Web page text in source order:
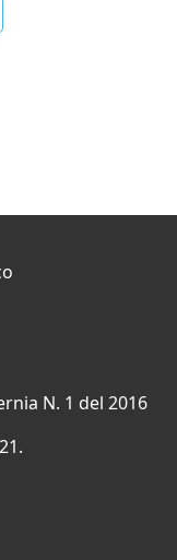
N. 1 del 2016